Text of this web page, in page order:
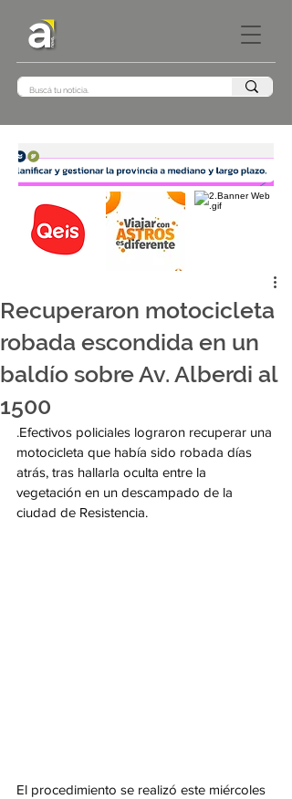
Recuperaron motocicleta
robada escondida en un
baldío sobre Av. Alberdi al
1500
.Efectivos policiales lograron recuperar una
motocicleta que había sido robada días
atrás, tras hallarla oculta entre la
vegetación en un descampado de la
ciudad de Resistencia.
El procedimiento se realizó este miércoles